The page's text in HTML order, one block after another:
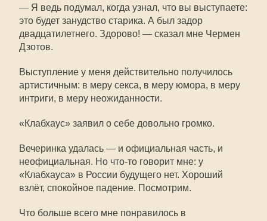
— Я ведь подумал, когда узнал, что вы выступаете:
это будет занудство старика. А был задор
двадцатилетнего. Здорово! — сказал мне Чермен
Дзотов.
Выступление у меня действительно получилось
артистичным: в меру секса, в меру юмора, в меру
интриги, в меру неожиданности.
«Клабхаус» заявил о себе довольно громко.
Вечеринка удалась — и официальная часть, и
неофициальная. Но что-то говорит мне: у
«Клабхауса» в России будущего нет. Хороший
взлёт, спокойное падение. Посмотрим.
Что больше всего мне понравилось в